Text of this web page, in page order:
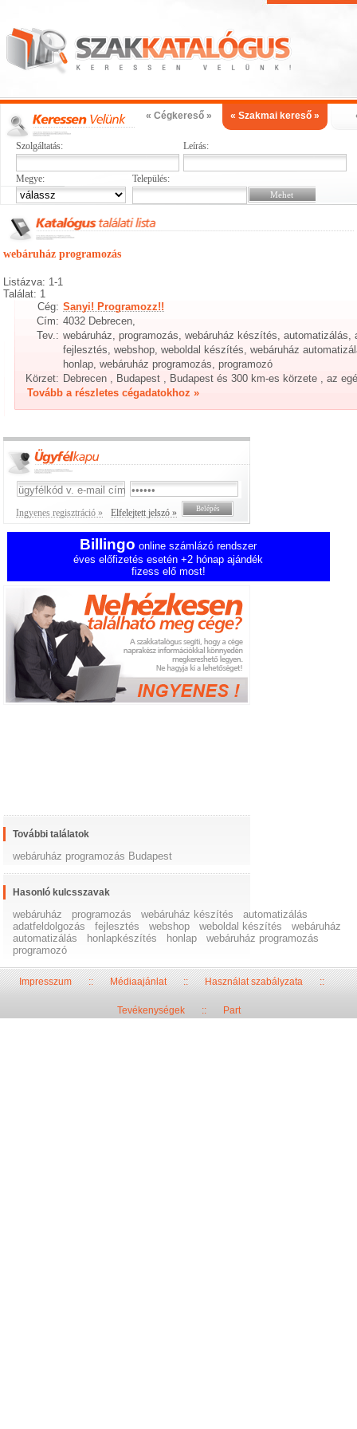
« Cégkereső » « Szakmai kereső »
Szolgáltatás: Leírás:
Megye: Település:
webáruház programozás
Listázva: 1-1
Találat: 1
Cég: Sanyi! Programozz!!
Cím: 4032 Debrecen,
Tev.: webáruház, programozás, webáruház készítés, automatizálás,
fejlesztés, webshop, weboldal készítés, webáruház
honlap, webáruház programozás, programozó
Körzet: Debrecen , Budapest , Budapest és 300 km-es körzete , az
Tovább a részletes cégadatokhoz »
Ingyenes regisztráció » Elfelejtett jelszó »
Billingo online számlázó rendszer
éves előfizetés esetén +2 hónap ajándék
fizess elő most!
További találatok
webáruház programozás Budapest
Hasonló kulcsszavak
webáruház programozás webáruház készítés
automatizálás
adatfeldolgozás
fejlesztés webshop weboldal készítés
webáruház
automatizálás
honlapkészítés honlap
webáruház programozás
programozó
Impresszum::Médiaajánlat::Használat szabályzata::
Tevékenységek:: Part